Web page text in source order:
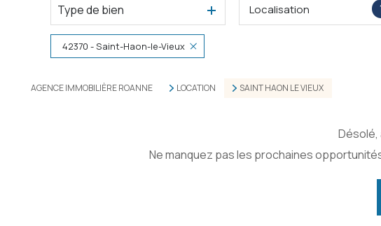
De l'ancien
De l'immo pro
à l'année
Type de bien Localisation
42370 - Saint-Haon-le-Vieux
AGENCE IMMOBILIÈRE ROANNE LOCATION SAINT HAON LE VIEUX
Désolé,
Ne manquez pas les prochaines